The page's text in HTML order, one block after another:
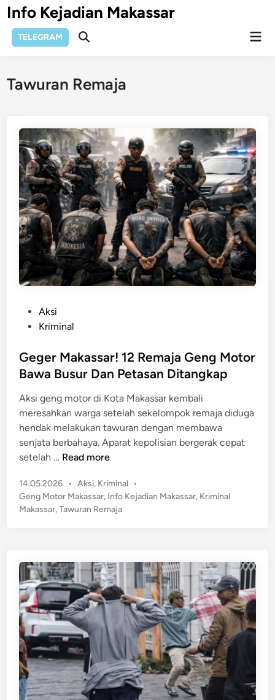
Skip
to
content
Info Kejadian Makassar
TELEGRAM
Open
Tawuran Remaja
t
e
i
n
Aksi
Kriminal
Geger Makassar! 12 Remaja Geng Motor
Bawa Busur Dan Petasan Ditangkap
Aksi geng motor di Kota Makassar kembali
meresahkan warga setelah sekelompok remaja diduga
hendak melakukan tawuran dengan membawa
senjata berbahaya. Aparat kepolisian bergerak cepat
setelah … G
g
e
r
k
a
s
s
a
r
1
R
Read more
14.05.2026 • P
o
s
i
n
Aksi, Kriminal •
Geng Motor Makassar, Info Kejadian Makassar, Kriminal
Makassar,Tawuran Remaja